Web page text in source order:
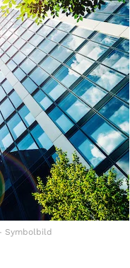
Symbolbild